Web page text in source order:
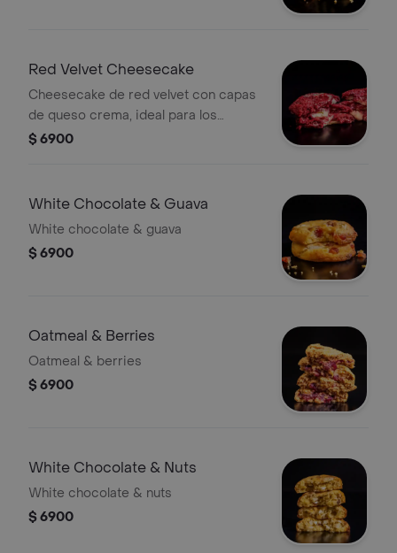
Red Velvet Cheesecake
Cheesecake de red velvet con capas
de queso crema, ideal para los
amantes de los postres horneados.
$ 6900
White Chocolate & Guava
White chocolate & guava
$ 6900
Oatmeal & Berries
Oatmeal & berries
$ 6900
White Chocolate & Nuts
White chocolate & nuts
$ 6900